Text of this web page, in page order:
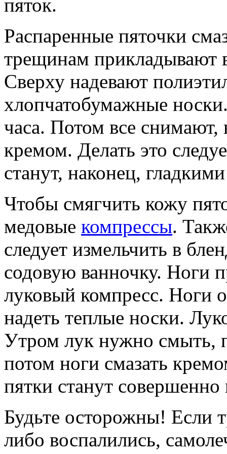
пяток.
Распаренные пяточки
трещинам прикладывают
Сверху надевают
хлопчатобумажные
часа. Потом все снимают,
кремом. Делать это
станут, наконец,
Чтобы смягчить кожу
медовые компрессы.
следует измельчить в
содовую ванночку. Ноги
луковый компресс. Ноги
надеть теплые носки.
Утром лук нужно смыть,
потом ноги смазать
пятки станут совершенно
Будьте осторожны! Если
либо воспалились,